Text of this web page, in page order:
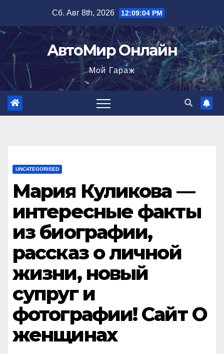
содержимому
Сб. Авг 8th, 2026 12:09:05 PM
АвтоМир Онлайн
Мой Гараж
UNCATEGORISED
Мария Куликова —
интересные факты
из биографии,
рассказ о личной
жизни, новый
супруг и
фотографии! Сайт О
женщинах